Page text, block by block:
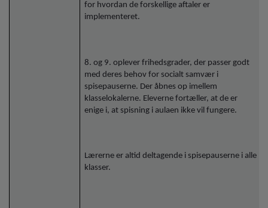
for hvordan de forskellige aftaler er
implementeret.
8. og 9. oplever frihedsgrader, der passer godt
med deres behov for socialt samvær i
spisepauserne. Der åbnes op imellem
klasselokalerne. Eleverne fortæller, at de er
enige i, at spisning i aulaen ikke vil fungere.
Lærerne er altid deltagende i spisepauserne i alle
klasser.